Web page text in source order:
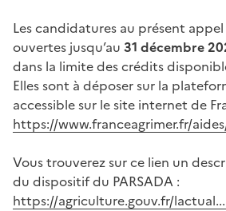
Les candidatures au présent
ouvertes jusqu’au 31 décembre
dans la limite des crédits
Elles sont à déposer sur la
accessible sur le site internet de
https://www.franceagrimer.fr/
Vous trouverez sur ce lien un
du dispositif du PARSADA :
https://agriculture.gouv.fr/lactual...